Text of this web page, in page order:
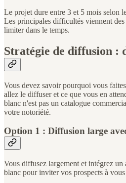
Le projet dure entre 3 et 5 mois selon
Les principales difficultés viennent
limiter dans le temps.
Stratégie de diffusion :
Vous devez savoir pourquoi vous
allez le diffuser et ce que vous en
blanc n'est pas un catalogue
votre notoriété.
Option 1 : Diffusion large
Vous diffusez largement et intégrez
blanc pour inviter vos prospects à vous